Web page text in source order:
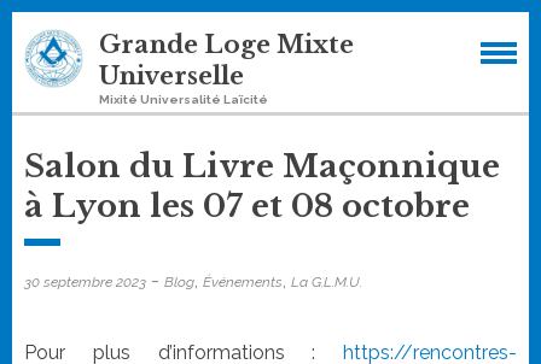
Skip
to
content
Grande Loge Mixte
Universelle
Mixité Universalité Laïcité
Salon du Livre Maçonnique
à Lyon les 07 et 08 octobre
30 septembre 2023 - Blog, Événements, La G.L.M.U.
Pour plus d’informations : https://rencontres-